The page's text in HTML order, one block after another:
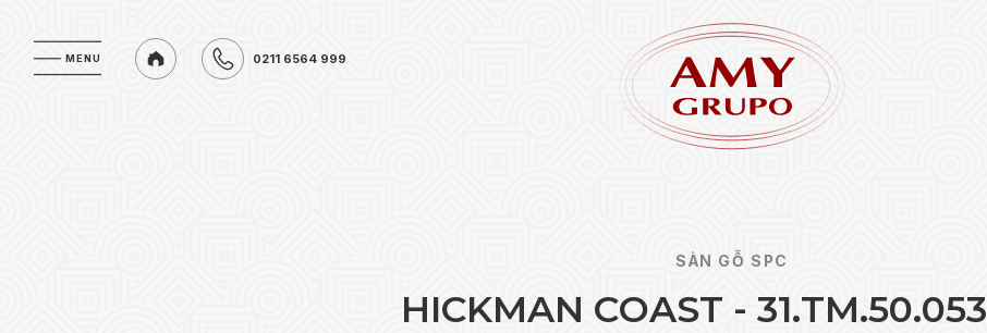
MENU 0211 6564 999
SÀN GỖ SPC
HICKMAN COAST - 31.TM.50.053